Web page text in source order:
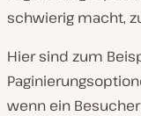
schwierig macht,
Hier sind zum
wenn ein